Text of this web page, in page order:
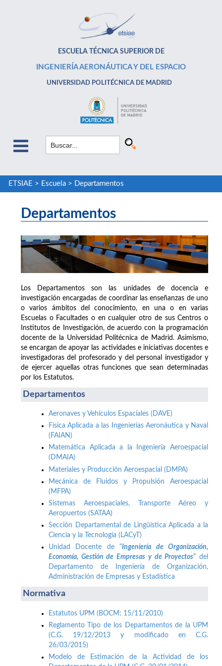
ESCUELA TÉCNICA SUPERIOR DE
INGENIERÍA AERONÁUTICA Y DEL ESPACIO
UNIVERSIDAD POLITÉCNICA DE MADRID
ETSIAE > Escuela> Departamentos
Departamentos
Los Departamentos son las unidades de docencia e
investigación encargadas de coordinar las enseñanzas de uno
o varios ámbitos del conocimiento, en una o en varias
Escuelas o Facultades o en cualquier otro de sus Centros o
Institutos de Investigación, de acuerdo con la programación
docente de la Universidad Politécnica de Madrid. Asimismo,
se encargan de apoyar las actividades e iniciativas docentes e
investigadoras del profesorado y del personal investigador y
de ejercer aquellas otras funciones que sean determinadas
por los Estatutos.
Departamentos
Aeronaves y Vehículos Espaciales (DAVE)
Física Aplicada a las Ingenierías Aeronáutica y Naval
(FAIAN)
Matemática Aplicada a la Ingeniería Aeroespacial
(DMAIA)
Materiales y Producción Aeroespacial (DMPA)
Mecánica de Fluidos y Propulsión Aeroespacial
(MFPA)
Sistemas Aeroespaciales, Transporte Aéreo y
Aeropuertos (SATAA)
Sección Departamental de Lingüística Aplicada a la
Ciencia y la Tecnología (LACyT)
Unidad Docente de “Ingeniería de Organización,
Economía, Gestión de Empresas y de Proyectos” del
Departamento de Ingeniería de Organización,
Administración de Empresas y Estadística
Normativa
Estatutos UPM (BOCM: 15/11/2010)
Reglamento Tipo de los Departamentos de la UPM
(C.G. 19/12/2013 y modificado en C.G.
26/03/2015)
Modelo de Estimación de la Actividad de los